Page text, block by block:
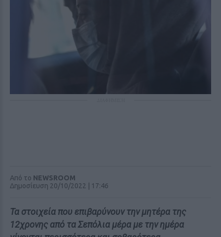
Από το NEWSROOM
Δημοσίευση 20/10/2022 | 17:46
Τα στοιχεία που επιβαρύνουν την μητέρα της
12χρονης από τα Σεπόλια μέρα με την ημέρα